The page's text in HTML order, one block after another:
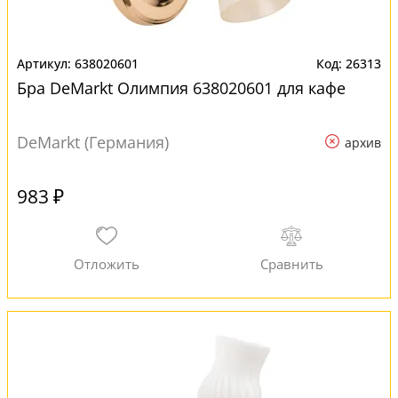
638020601 26313
Бра DeMarkt Олимпия 638020601 для кафе
DeMarkt (Германия) архив
983 ₽